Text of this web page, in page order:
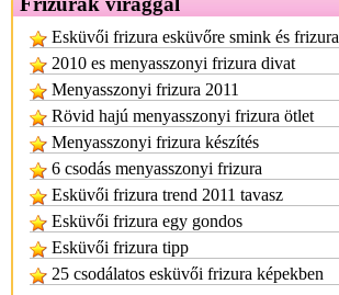
Esküvői frizura esküvőre smink és frizura
2010 es menyasszonyi frizura divat
Menyasszonyi frizura 2011
Rövid hajú menyasszonyi frizura ötlet
Menyasszonyi frizura készítés
6 csodás menyasszonyi frizura
Esküvői frizura trend 2011 tavasz
Esküvői frizura egy gondos
Esküvői frizura tipp
25 csodálatos esküvői frizura képekben